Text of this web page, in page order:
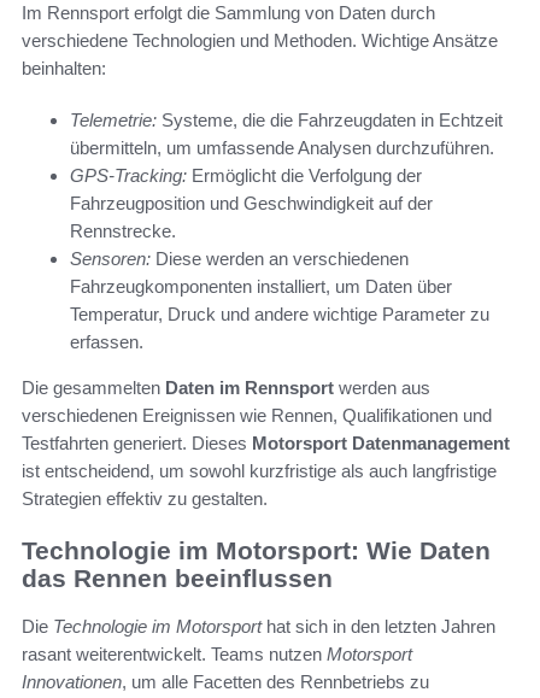
Im Rennsport erfolgt die Sammlung von Daten durch
verschiedene Technologien und Methoden. Wichtige Ansätze
beinhalten:
Telemetrie: Systeme, die die Fahrzeugdaten in Echtzeit
übermitteln, um umfassende Analysen durchzuführen.
GPS-Tracking: Ermöglicht die Verfolgung der
Fahrzeugposition und Geschwindigkeit auf der
Rennstrecke.
Sensoren: Diese werden an verschiedenen
Fahrzeugkomponenten installiert, um Daten über
Temperatur, Druck und andere wichtige Parameter zu
erfassen.
Die gesammelten Daten im Rennsport werden aus
verschiedenen Ereignissen wie Rennen, Qualifikationen und
Testfahrten generiert. Dieses Motorsport Datenmanagement
ist entscheidend, um sowohl kurzfristige als auch langfristige
Strategien effektiv zu gestalten.
Technologie im Motorsport: Wie Daten
das Rennen beeinflussen
Die Technologie im Motorsporthat sich in den letzten Jahren
rasant weiterentwickelt. Teams nutzen Motorsport
Innovationen, um alle Facetten des Rennbetriebs zu